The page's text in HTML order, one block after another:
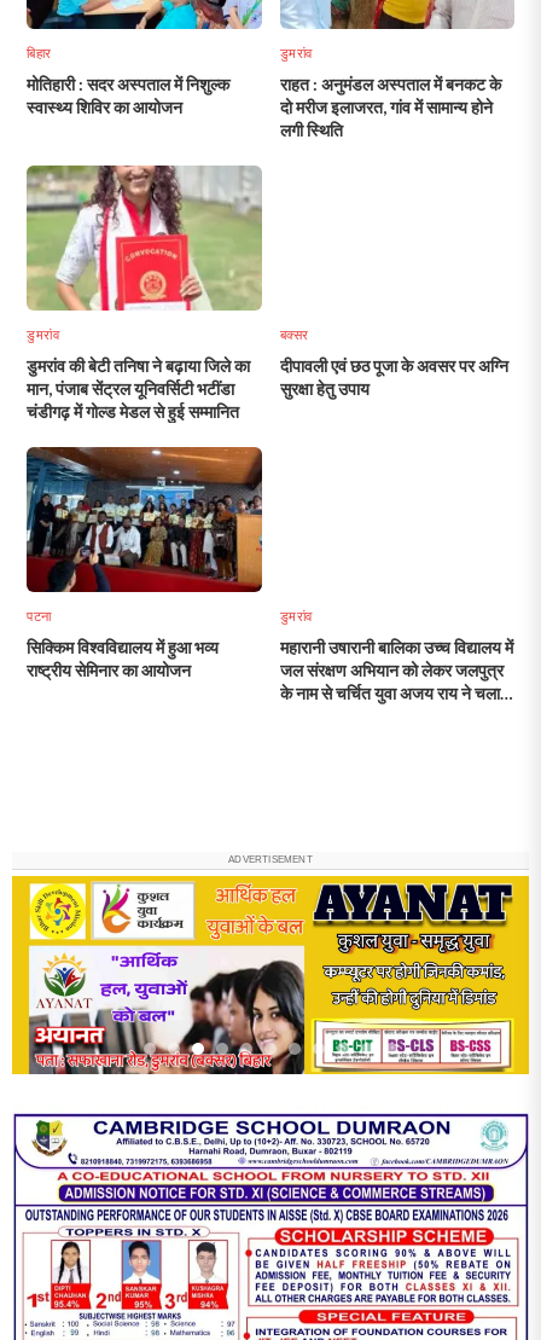
बिहार
मोतिहारी : सदर अस्पताल में निशुल्क
स्वास्थ्य शिविर का आयोजन
डुमरांव
राहत : अनुमंडल अस्पताल में बनकट के
दो मरीज इलाजरत, गांव में सामान्य होने
लगी स्थिति
डुमरांव
डुमरांव की बेटी तनिषा ने बढ़ाया जिले का
मान, पंजाब सेंट्रल यूनिवर्सिटी भटींडा
चंडीगढ़ में गोल्ड मेडल से हुई सम्मानित
बक्सर
दीपावली एवं छठ पूजा के अवसर पर अग्नि
सुरक्षा हेतु उपाय
पटना
सिक्किम विश्वविद्यालय में हुआ भव्य
राष्ट्रीय सेमिनार का आयोजन
डुमरांव
महारानी उषारानी बालिका उच्च विद्यालय में
जल संरक्षण अभियान को लेकर जलपुत्र
के नाम से चर्चित युवा अजय राय ने चलाया
ADVERTISEMENT